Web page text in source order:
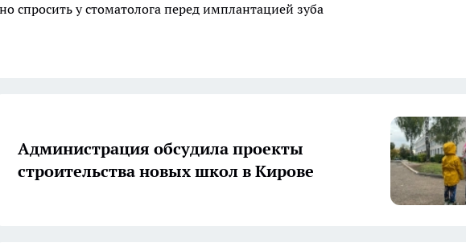
спросить у стоматолога перед имплантацией зуба
Администрация обсудила проекты
строительства новых школ в Кирове